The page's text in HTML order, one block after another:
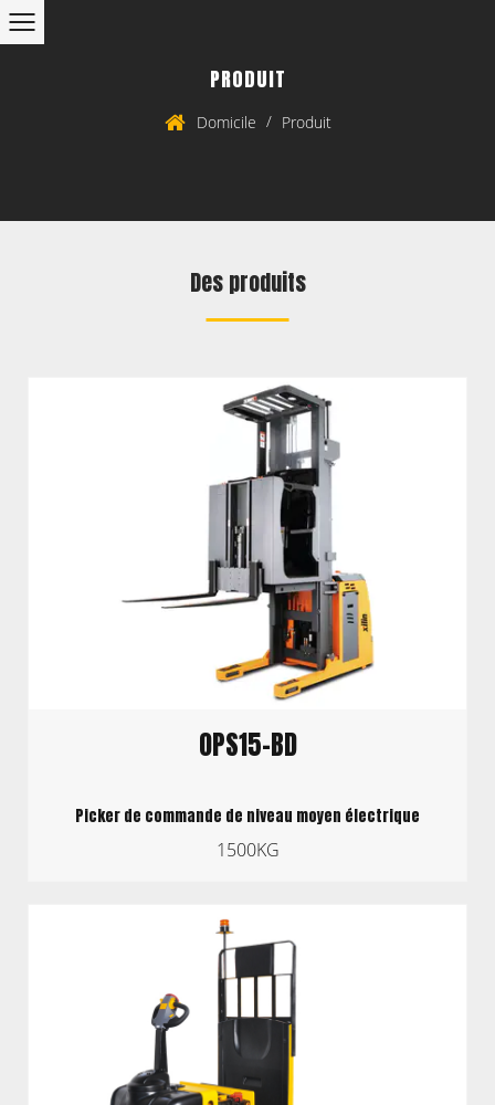
PRODUIT
Domicile / Produit
Des produits
OPS15-BD
Picker de commande de niveau moyen électrique
1500KG